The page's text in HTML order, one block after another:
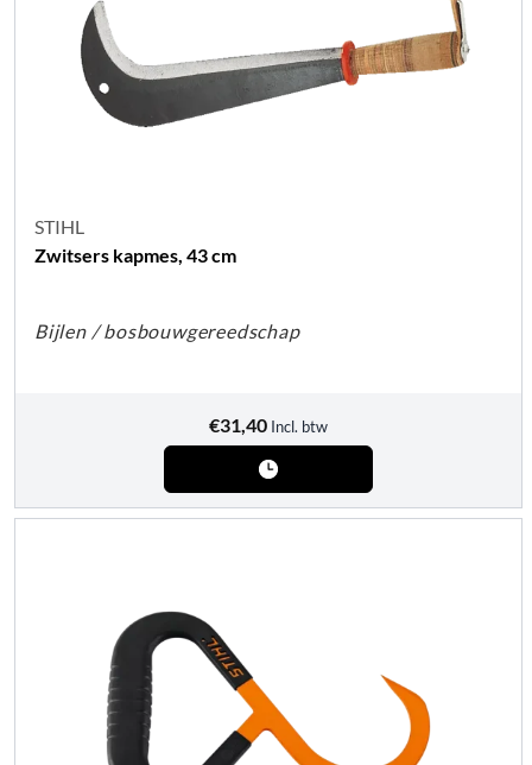
STIHL
Zwitsers kapmes, 43 cm
Bijlen / bosbouwgereedschap
€31,40 Incl. btw